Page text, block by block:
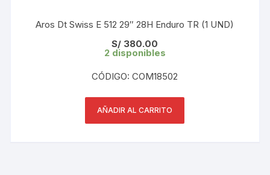
Aros Dt Swiss E 512 29″ 28H Enduro TR (1 UND)
S/ 380.00
2 disponibles
CÓDIGO: COM18502
AÑADIR AL CARRITO